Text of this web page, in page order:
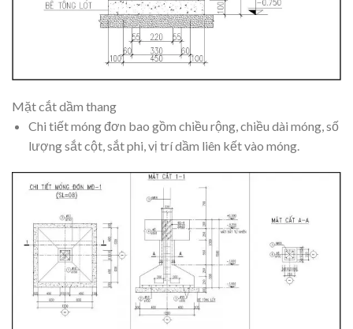
Mặt cắt dầm thang
Chi tiết móng đơn bao gồm chiều rộng, chiều dài móng, số
lượng sắt cột, sắt phi, vị trí dầm liên kết vào móng.